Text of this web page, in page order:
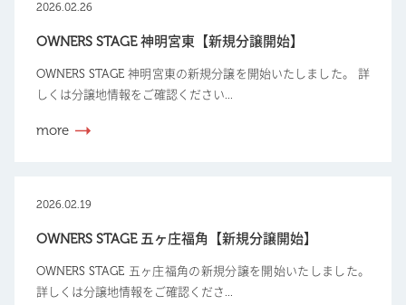
2026.02.26
OWNERS STAGE 神明宮東【新規分譲開始】
OWNERS STAGE 神明宮東の新規分譲を開始いたしました。 詳
しくは分譲地情報をご確認ください...
more
2026.02.19
OWNERS STAGE 五ヶ庄福角【新規分譲開始】
OWNERS STAGE 五ヶ庄福角の新規分譲を開始いたしました。
詳しくは分譲地情報をご確認くださ...